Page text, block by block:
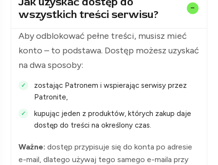
wszystkich treści serwisu?
Aby odblokować pełne treści, musisz mieć
konto – to podstawa. Dostęp możesz uzyskać
na dwa sposoby:
zostając Patronem i wspierając serwisy przez
Patronite,
kupując jeden z produktów, których zakup daje
dostęp do treści na określony czas.
Ważne: dostęp przypisuje się do konta po adresie
e-mail, dlatego używaj tego samego e-maila przy